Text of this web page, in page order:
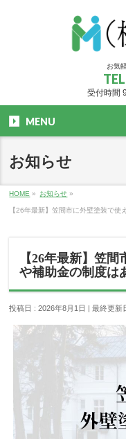
お気
TEL
受付時間
MENU
お知らせ
HOME » お知らせ »
【26年最新】笠間市に外壁塗装で使
【26年最新】笠
や補助金の制度は
投稿日 : 2026年8月1日 最終更新